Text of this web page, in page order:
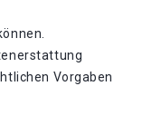
Vorgaben